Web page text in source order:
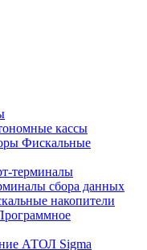
кассы
Фискальные
терминалы
сбора данных
накопители